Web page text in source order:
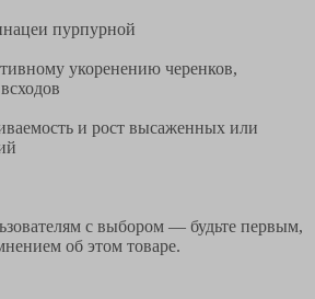
пурпурной
укоренению черенков,
и рост высаженных или
с выбором — будьте первым,
об этом товаре.